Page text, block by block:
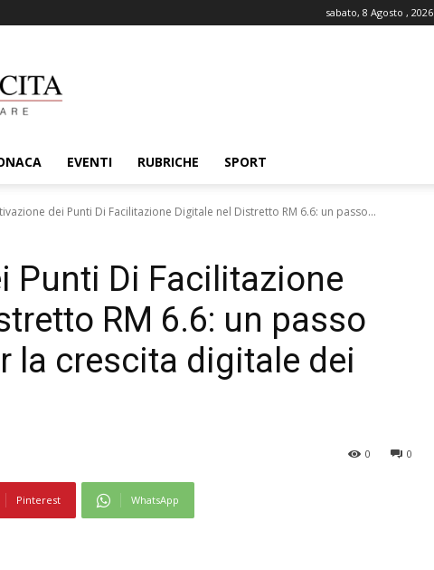
sabato, 8 Agosto , 2026
EVENTI RUBRICHE SPORT
dei Punti Di Facilitazione Digitale nel Distretto RM 6.6: un passo...
Punti Di Facilitazione
RM 6.6: un passo
la crescita digitale dei
0
0
Pinterest WhatsApp